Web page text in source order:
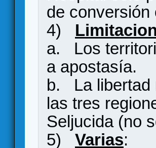
de conversión
4)
a. Los
a apostasía.
b. La libertad
las tres
Seljucida (no
5) Varias: